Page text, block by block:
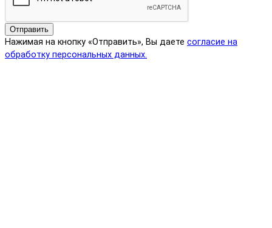
Отправить
Нажимая на кнопку «Отправить», Вы даете согласие на
обработку персональных данных.